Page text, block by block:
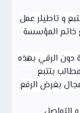
و تاطيلر عمل
خاتم المؤسسة
دون الرقي بهذه
بتتبع
بغرض الرفع